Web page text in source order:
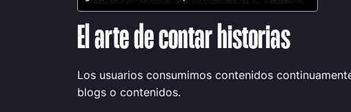
El arte de contar historias
Los usuarios consumimos contenidos
blogs o contenidos.